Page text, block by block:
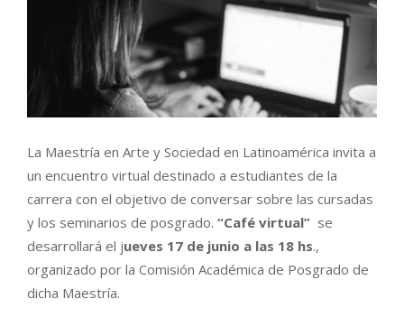
La Maestría en Arte y Sociedad en Latinoamérica invita a
un encuentro virtual destinado a estudiantes de la
carrera con el objetivo de conversar sobre las cursadas
y los seminarios de posgrado. “Café virtual” se
desarrollará el jueves 17 de junio a las 18 hs.,
organizado por la Comisión Académica de Posgrado de
dicha Maestría.